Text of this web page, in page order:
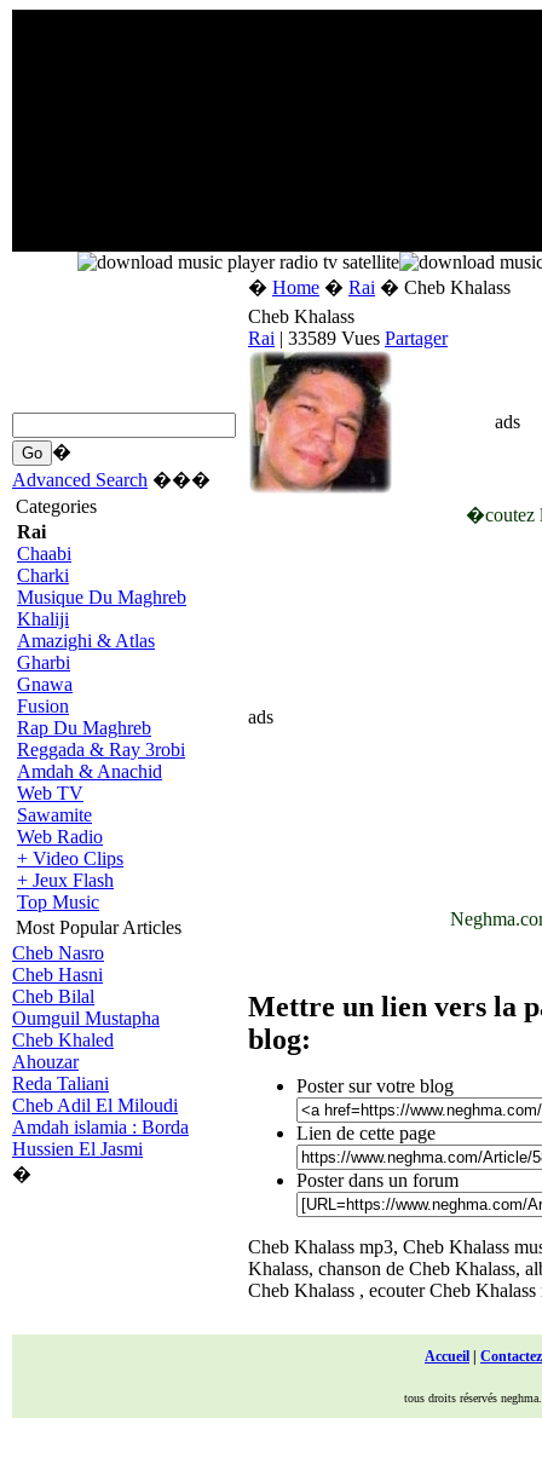
�
Advanced Search ���
Categories
Rai
Chaabi
Charki
Musique Du Maghreb
Khaliji
Amazighi & Atlas
Gharbi
Gnawa
Fusion
Rap Du Maghreb
Reggada & Ray 3robi
Amdah & Anachid
Web TV
Sawamite
Web Radio
+ Video Clips
+ Jeux Flash
Top Music
Most Popular Articles
Cheb Nasro
Cheb Hasni
Cheb Bilal
Oumguil Mustapha
Cheb Khaled
Ahouzar
Reda Taliani
Cheb Adil El Miloudi
Amdah islamia : Borda
Hussien El Jasmi
�
� Home � Rai � Cheb Khalass
Cheb Khalass
Rai | 33589 Vues Partager
ads
�coutez
ads
Mettre un lien vers la
blog:
Poster sur votre blog
Lien de cette page
Poster dans un forum
Cheb Khalass mp3, Cheb Khalass
Khalass, chanson de Cheb Khalass,
Cheb Khalass , ecouter Cheb Khalass
Accueil
tous droits réservés